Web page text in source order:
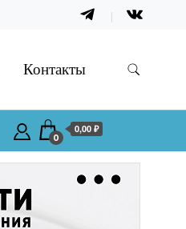
Контакты
0
0,00 ₽